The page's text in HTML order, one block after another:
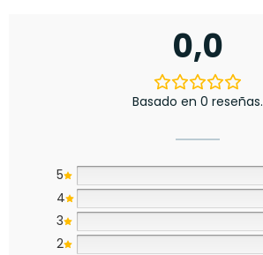
0,0
Basado en 0 reseñas.
5
4
3
2